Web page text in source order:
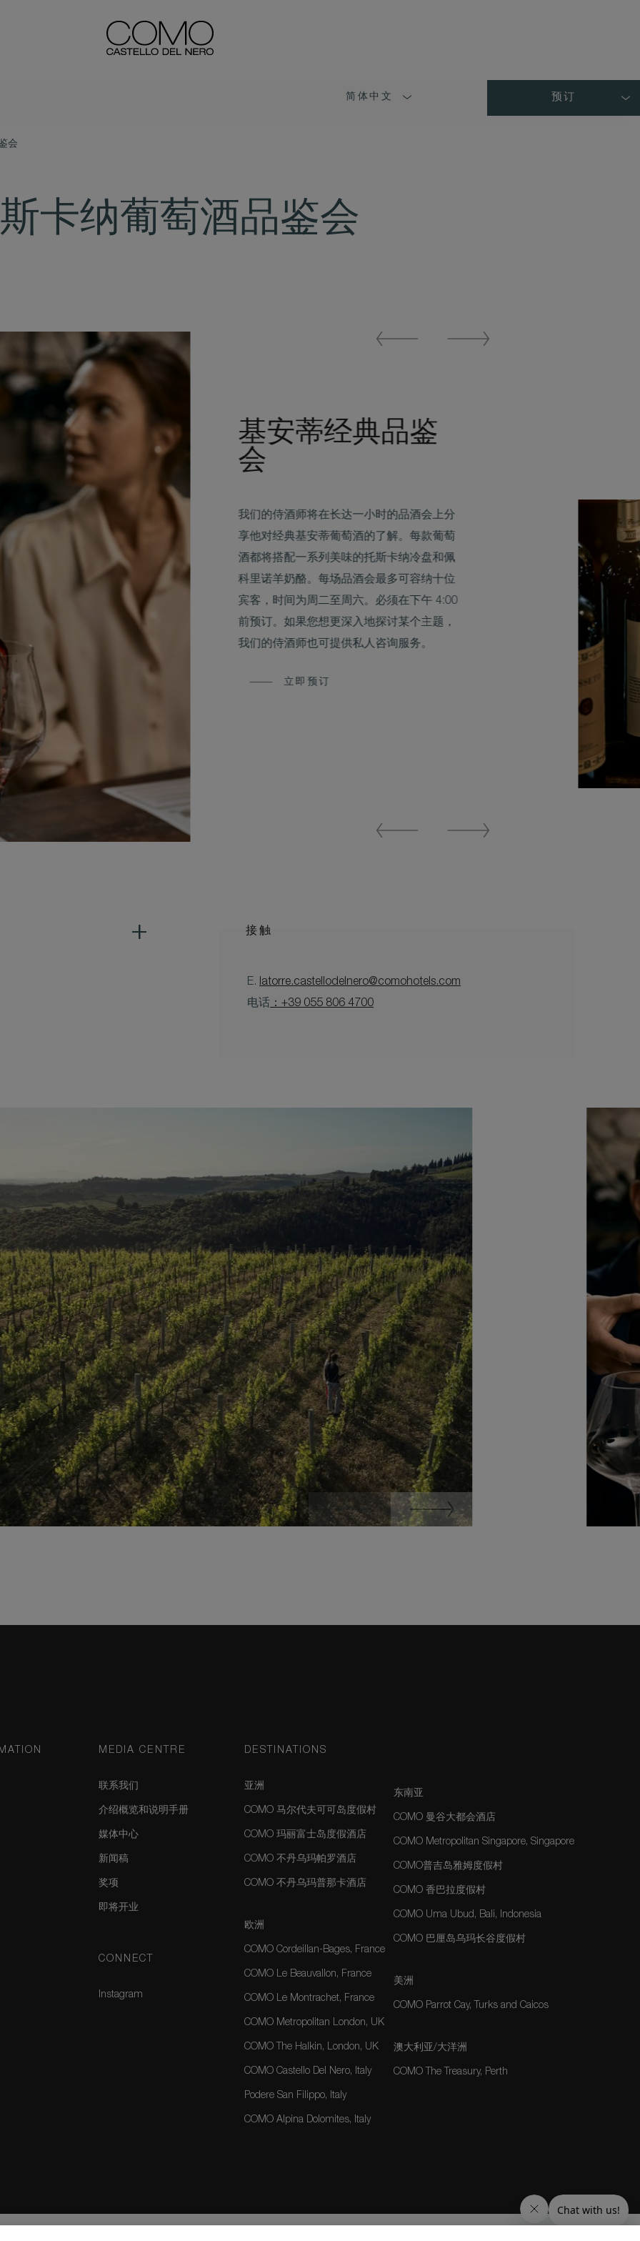
简体中文 预订
会
卡纳葡萄酒品鉴会
Previous
Next
基安蒂经典品鉴
会
我们的侍酒师将在长达一小时的品酒会上分
享他对经典基安蒂葡萄酒的了解。每款葡萄
酒都将搭配一系列美味的托斯卡纳冷盘和佩
科里诺羊奶酪。每场品酒会最多可容纳十位
宾客，时间为周二至周六。必须在下午 4:00
前预订。如果您想更深入地探讨某个主题，
我们的侍酒师也可提供私人咨询服务。
立即预订
Previous
Next
接触
E. latorre.castellodelnero@comohotels.com
电话 ：+39 055 806 4700
MEDIA CENTRE
联系我们
介绍概览和说明手册
媒体中心
新闻稿
奖项
即将开业
CONNECT
Instagram
DESTINATIONS
亚洲
COMO 马尔代夫可可岛度假村
COMO 玛丽富士岛度假酒店
COMO 不丹乌玛帕罗酒店
COMO 不丹乌玛普那卡酒店
欧洲
COMO Cordeillan-Bages, France
COMO Le Beauvallon, France
COMO Le Montrachet, France
COMO Metropolitan London, UK
COMO The Halkin, London, UK
COMO Castello Del Nero, Italy
Podere San Filippo, Italy
COMO Alpina Dolomites, Italy
东南亚
COMO 曼谷大都会酒店
COMO Metropolitan Singapore, Singapore
COMO普吉岛雅姆度假村
COMO 香巴拉度假村
COMO Uma Ubud, Bali, Indonesia
COMO 巴厘岛乌玛长谷度假村
美洲
COMO Parrot Cay, Turks and Caicos
澳大利亚/大洋洲
COMO The Treasury, Perth